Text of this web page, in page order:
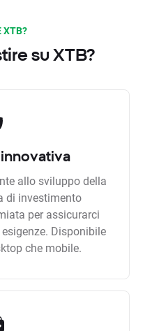
XTB?
su XTB?
allo sviluppo della
di investimento
per assicurarci
Disponibile
che mobile.